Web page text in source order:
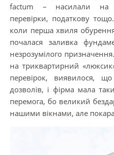
factum – насилали на
перевірки, податкову
коли перша хвиля
почалася заливка
незрозумілого
на триквартирний
перевірок, виявилося,
дозволів, і фірма мала
перемога, бо великий
нашими вікнами, але